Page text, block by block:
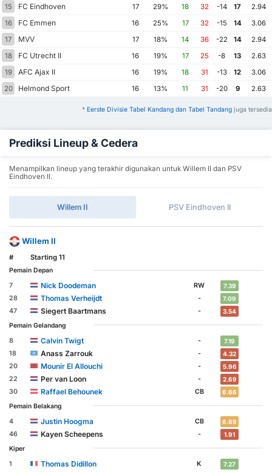
15
FC Eindhoven 17 29% 18 32 -14 17
2.94
16
FC Emmen 16 25% 17 32 -15 14
3.06
17
MVV 17 18% 14 36 -22 14
2.94
18
FC Utrecht II 16 19% 17 25 -8 13
2.63
19
AFC Ajax II 16 19% 18 31 -13 12
3.06
20
Helmond Sport 16 13% 11 31 -20 9 2.63
* Eerste Divisie Tabel Kandang dan Tabel Tandang juga tersedia
Prediksi Lineup & Cedera
Menampilkan lineup yang terakhir digunakan untuk Willem II dan PSV
Eindhoven II.
Willem II PSV Eindhoven II
Willem II
# Starting 11
Pemain Depan
7
Nick Doodeman RW 7.39
28 Thomas Verheijdt - 7.09
47 Siegert Baartmans - 3.54
Pemain Gelandang
8
Calvin Twigt - 7.19
18 Anass Zarrouk - 4.32
20 Mounir El Allouchi - 5.96
22 Per van Loon - 2.69
30 Raffael Behounek CB 6.66
Pemain Belakang
4
Justin Hoogma CB 6.69
46 Kayen Scheepens - 1.91
Kiper
1
Thomas Didillon K 7.27